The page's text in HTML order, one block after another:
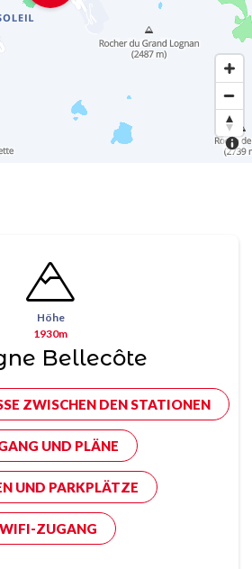
Höhe
1930m
Bellecôte
ZWISCHEN DEN STATIONEN
UND PLÄNE
UND PARKPLÄTZE
WIFI-ZUGANG